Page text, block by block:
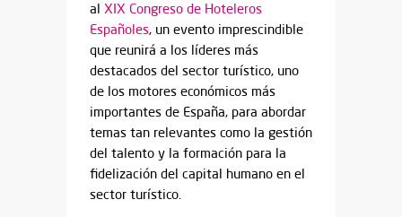
al XIX Congreso de Hoteleros
Españoles, un evento imprescindible
que reunirá a los líderes más
destacados del sector turístico, uno
de los motores económicos más
importantes de España, para abordar
temas tan relevantes como la gestión
del talento y la formación para la
fidelización del capital humano en el
sector turístico.